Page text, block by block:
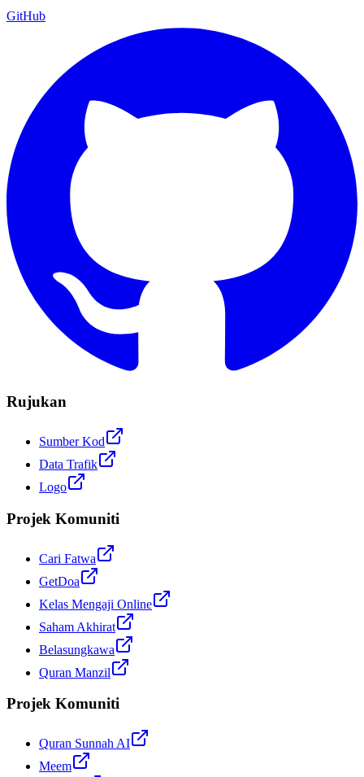
GitHub
Rujukan
Sumber Kod
Data Trafik
Logo
Projek Komuniti
Cari Fatwa
GetDoa
Kelas Mengaji Online
Saham Akhirat
Belasungkawa
Quran Manzil
Projek Komuniti
Quran Sunnah AI
Meem